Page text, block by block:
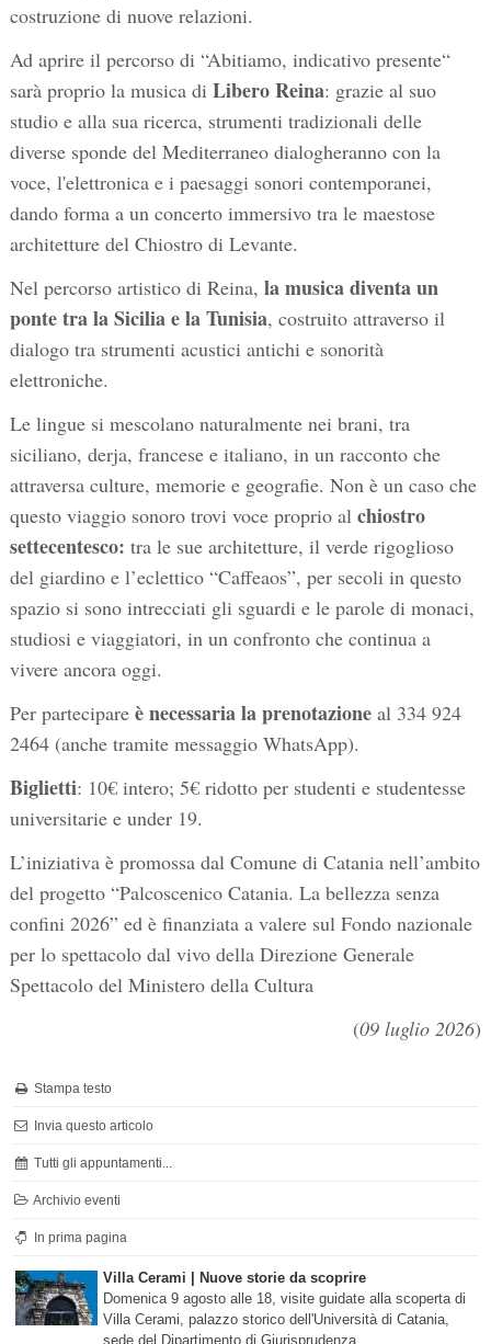
costruzione di nuove relazioni.
Ad aprire il percorso di “Abitiamo, indicativo presente“
sarà proprio la musica di Libero Reina: grazie al suo
studio e alla sua ricerca, strumenti tradizionali delle
diverse sponde del Mediterraneo dialogheranno con la
voce, l'elettronica e i paesaggi sonori contemporanei,
dando forma a un concerto immersivo tra le maestose
architetture del Chiostro di Levante.
Nel percorso artistico di Reina, la musica diventa un
ponte tra la Sicilia e la Tunisia, costruito attraverso il
dialogo tra strumenti acustici antichi e sonorità
elettroniche.
Le lingue si mescolano naturalmente nei brani, tra
siciliano, derja, francese e italiano, in un racconto che
attraversa culture, memorie e geografie. Non è un caso che
questo viaggio sonoro trovi voce proprio al chiostro
settecentesco: tra le sue architetture, il verde rigoglioso
del giardino e l’eclettico “Caffeaos”, per secoli in questo
spazio si sono intrecciati gli sguardi e le parole di monaci,
studiosi e viaggiatori, in un confronto che continua a
vivere ancora oggi.
Per partecipare è necessaria la prenotazioneal 334 924
2464 (anche tramite messaggio WhatsApp).
Biglietti: 10€ intero; 5€ ridotto per studenti e studentesse
universitarie e under 19.
L’iniziativa è promossa dal Comune di Catania nell’ambito
del progetto “Palcoscenico Catania. La bellezza senza
confini 2026” ed è finanziata a valere sul Fondo nazionale
per lo spettacolo dal vivo della Direzione Generale
Spettacolo del Ministero della Cultura
(09 luglio 2026)
Stampa testo
Invia questo articolo
Tutti gli appuntamenti...
Archivio eventi
In prima pagina
Villa Cerami | Nuove storie da scoprire
Domenica 9 agosto alle 18, visite guidate alla scoperta di
Villa Cerami, palazzo storico dell'Università di Catania,
sede del Dipartimento di Giurisprudenza